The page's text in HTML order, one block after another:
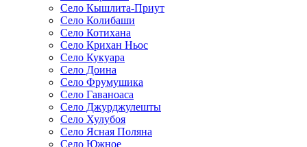
Село Кышлита-Приут
Село Колибаши
Село Котихана
Село Крихан Ньос
Село Кукуара
Село Доина
Село Фрумушика
Село Гаваноаса
Село Джурджулешты
Село Хулубоя
Село Ясная Поляна
Село Южное